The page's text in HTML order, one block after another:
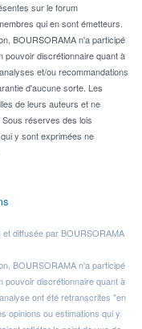
sur le forum
qui en sont émetteurs.
BOURSORAMA n'a participé
pouvoir discrétionnaire quant à
et/ou recommandations
d'aucune sorte. Les
de leurs auteurs et ne
réserves des lois
y sont exprimées ne
diffusée par BOURSORAMA
BOURSORAMA n'a participé
pouvoir discrétionnaire quant à
ont été retranscrites "en
opinions ou estimations qui y